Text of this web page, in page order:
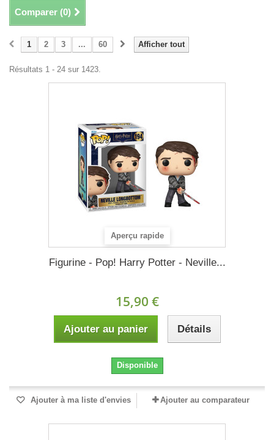
Comparer (0)
Afficher tout
1 2 3 ... 60
Résultats 1 - 24 sur 1423.
Aperçu rapide
Figurine - Pop! Harry Potter - Neville...
15,90 €
Ajouter au panier Détails
Disponible
Ajouter à ma liste d'envies Ajouter au comparateur